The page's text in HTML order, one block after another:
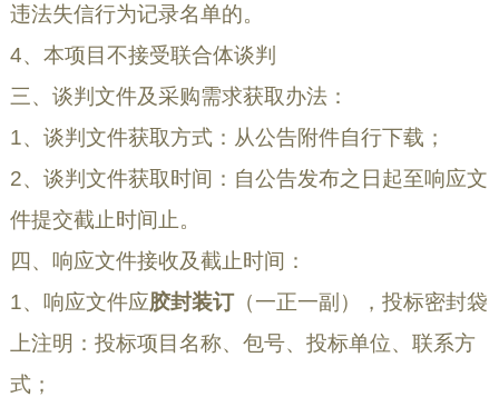
违法失信行为记录名单的。
4、 本项目不接受联合体谈判
三、谈判文件及采购需求获取办法：
1、谈判文件获取方式：从公告附件自行下载；
2、谈判文件获取时间：自公告发布之日起至响应文
件提交截止时间止。
四、响应文件接收及截止时间：
1、 响应文件应胶封装订（一正一副）， 投标密封袋
上注明：投标项目名称、包号、投标单位、联系方
式；